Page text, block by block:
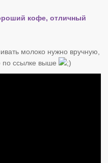
кофе, отличный
молоко нужно вручную,
по ссылке выше